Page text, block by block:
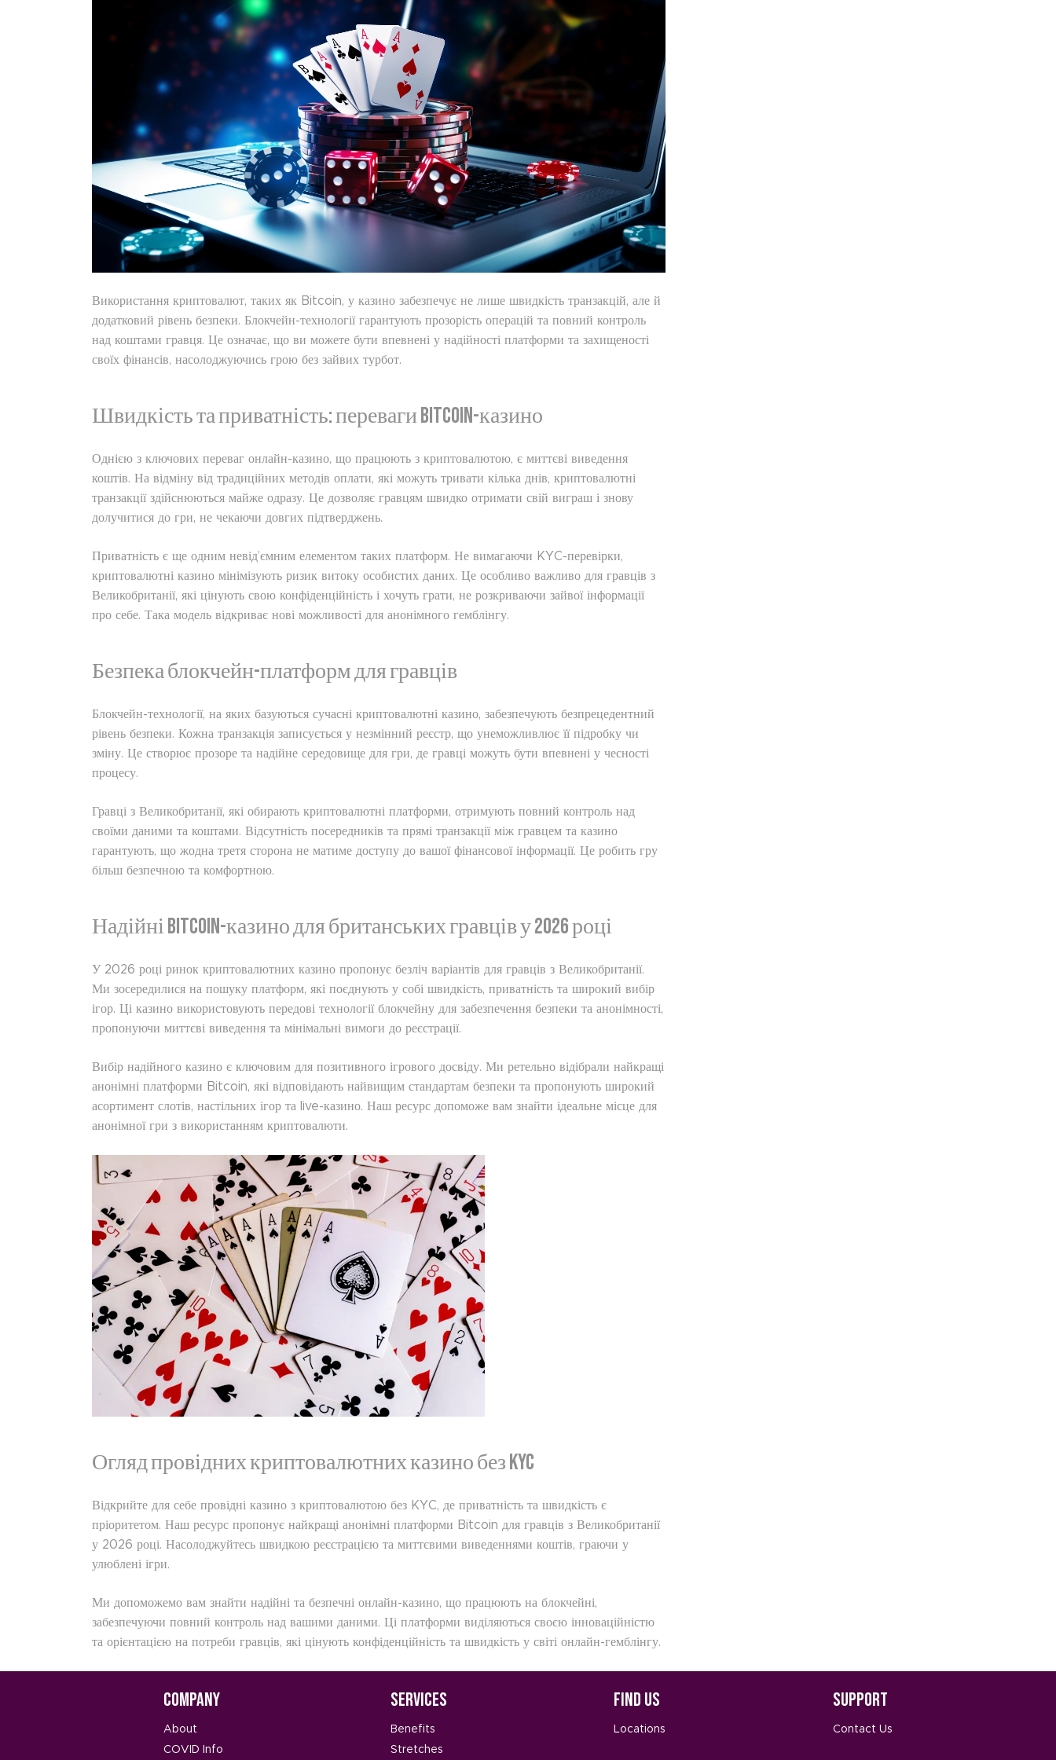
Використання криптовалют, таких як Bitcoin, у казино забезпечує не лише швидкість транзакцій, але й
додатковий рівень безпеки. Блокчейн-технології гарантують прозорість операцій та повний контроль
над коштами гравця. Це означає, що ви можете бути впевнені у надійності платформи та захищеності
своїх фінансів, насолоджуючись грою без зайвих турбот.
Швидкість та приватність: переваги Bitcoin-казино
Однією з ключових переваг онлайн-казино, що працюють з криптовалютою, є миттєві виведення
коштів. На відміну від традиційних методів оплати, які можуть тривати кілька днів, криптовалютні
транзакції здійснюються майже одразу. Це дозволяє гравцям швидко отримати свій виграш і знову
долучитися до гри, не чекаючи довгих підтверджень.
Приватність є ще одним невід’ємним елементом таких платформ. Не вимагаючи KYC-перевірки,
криптовалютні казино мінімізують ризик витоку особистих даних. Це особливо важливо для гравців з
Великобританії, які цінують свою конфіденційність і хочуть грати, не розкриваючи зайвої інформації
про себе. Така модель відкриває нові можливості для анонімного гемблінгу.
Безпека блокчейн-платформ для гравців
Блокчейн-технології, на яких базуються сучасні криптовалютні казино, забезпечують безпрецедентний
рівень безпеки. Кожна транзакція записується у незмінний реєстр, що унеможливлює її підробку чи
зміну. Це створює прозоре та надійне середовище для гри, де гравці можуть бути впевнені у чесності
процесу.
Гравці з Великобританії, які обирають криптовалютні платформи, отримують повний контроль над
своїми даними та коштами. Відсутність посередників та прямі транзакції між гравцем та казино
гарантують, що жодна третя сторона не матиме доступу до вашої фінансової інформації. Це робить гру
більш безпечною та комфортною.
Надійні Bitcoin-казино для британських гравців у 2026 році
У 2026 році ринок криптовалютних казино пропонує безліч варіантів для гравців з Великобританії.
Ми зосередилися на пошуку платформ, які поєднують у собі швидкість, приватність та широкий вибір
ігор. Ці казино використовують передові технології блокчейну для забезпечення безпеки та анонімності,
пропонуючи миттєві виведення та мінімальні вимоги до реєстрації.
Вибір надійного казино є ключовим для позитивного ігрового досвіду. Ми ретельно відібрали найкращі
анонімні платформи Bitcoin, які відповідають найвищим стандартам безпеки та пропонують широкий
асортимент слотів, настільних ігор та live-казино. Наш ресурс допоможе вам знайти ідеальне місце для
анонімної гри з використанням криптовалюти.
Огляд провідних криптовалютних казино без KYC
Відкрийте для себе провідні казино з криптовалютою без KYC, де приватність та швидкість є
пріоритетом. Наш ресурс пропонує найкращі анонімні платформи Bitcoin для гравців з Великобританії
у 2026 році. Насолоджуйтесь швидкою реєстрацією та миттєвими виведеннями коштів, граючи у
улюблені ігри.
Ми допоможемо вам знайти надійні та безпечні онлайн-казино, що працюють на блокчейні,
забезпечуючи повний контроль над вашими даними. Ці платформи виділяються своєю інноваційністю
та орієнтацією на потреби гравців, які цінують конфіденційність та швидкість у світі онлайн-гемблінгу.
Company
About
COVID Info
Services
Benefits
Stretches
Find Us
Locations
Support
Contact Us